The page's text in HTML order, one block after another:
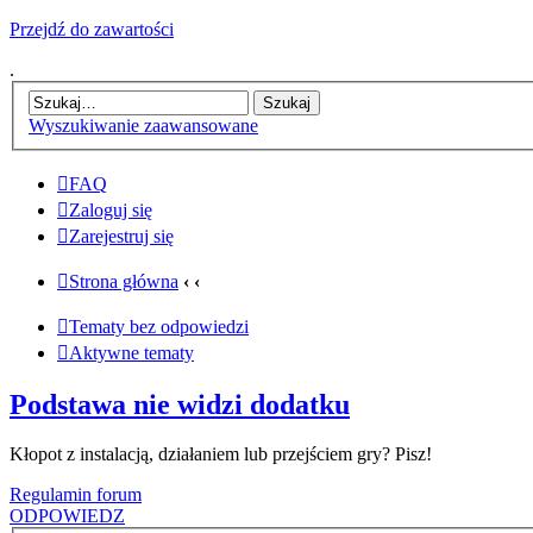
Przejdź do zawartości
.
Wyszukiwanie zaawansowane
FAQ
Zaloguj się
Zarejestruj się
Strona główna ‹ ‹
Tematy bez odpowiedzi
Aktywne tematy
Podstawa nie widzi dodatku
Kłopot z instalacją, działaniem lub przejściem gry? Pisz!
Regulamin forum
ODPOWIEDZ